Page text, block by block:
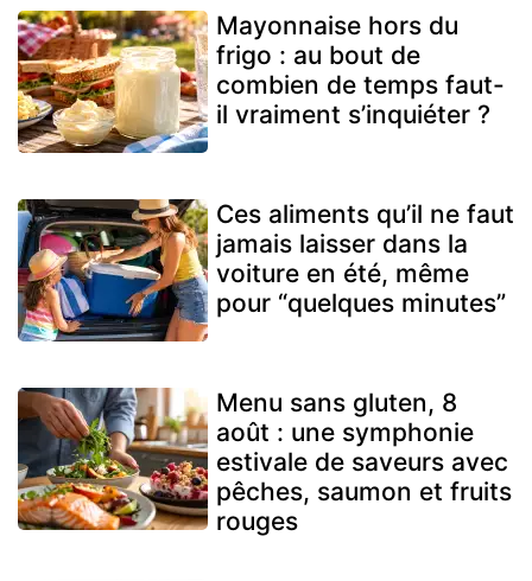
Mayonnaise hors du
frigo : au bout de
combien de temps faut-
il vraiment s’inquiéter ?
Ces aliments qu’il ne faut
jamais laisser dans la
voiture en été, même
pour “quelques minutes”
Menu sans gluten, 8
août : une symphonie
estivale de saveurs avec
pêches, saumon et fruits
rouges